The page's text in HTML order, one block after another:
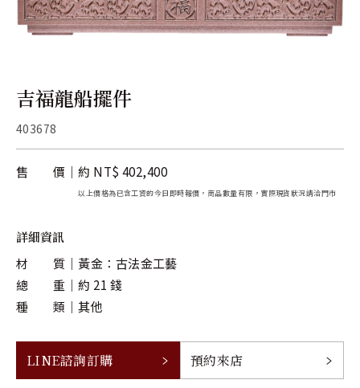
旗下品牌
吉福龍船擺件
403678
售 價 約 NT$ 402,400
以上價格為已含工資的今日即時報價，商品數量有限，實際現貨狀況請洽門市
詳細資訊
材 質
黃金：古法金工藝
總 重
約 21 錢
種 類
其他
LINE諮詢訂購 預約來店